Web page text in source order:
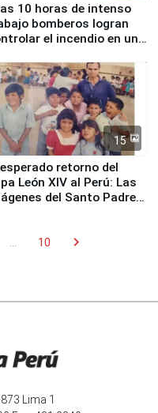
10 horas de intenso
bomberos logran
el incendio en una
Chile
15
retorno del
León XIV al Perú: Las
del Santo Padre
10 chevron_right
Lima 1